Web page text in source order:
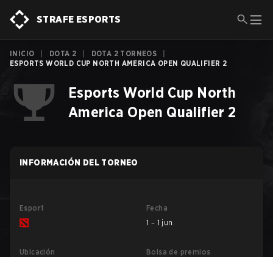
STRAFE ESPORTS
INICIO DOTA 2 DOTA 2 TORNEOS
ESPORTS WORLD CUP NORTH AMERICA OPEN QUALIFIER 2
Esports World Cup North
America Open Qualifier 2
INFORMACIÓN DEL TORNEO
Esport
Fecha
1 – 1 jun.
Ubicación
Bolsa de premios